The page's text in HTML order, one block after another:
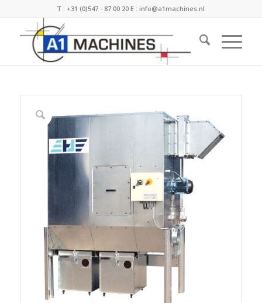
T :+31 (0)547 - 87 00 20 E :info@a1machines.nl